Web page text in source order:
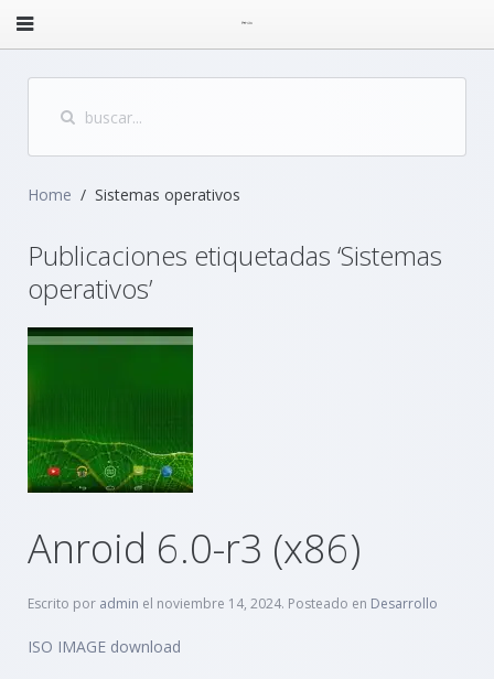
Home Sistemas operativos
Publicaciones etiquetadas ‘Sistemas
operativos’
Anroid 6.0-r3 (x86)
Escrito por admin el noviembre 14, 2024. Posteado en Desarrollo
ISO IMAGE download